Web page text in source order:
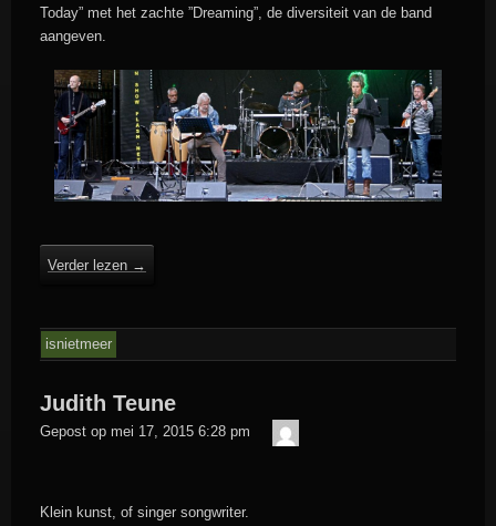
Today” met het zachte ”Dreaming”, de diversiteit van de band
aangeven.
Verder lezen →
isnietmeer
Judith Teune
Gepost op mei 17, 2015 6:28 pm
Klein kunst, of singer songwriter.